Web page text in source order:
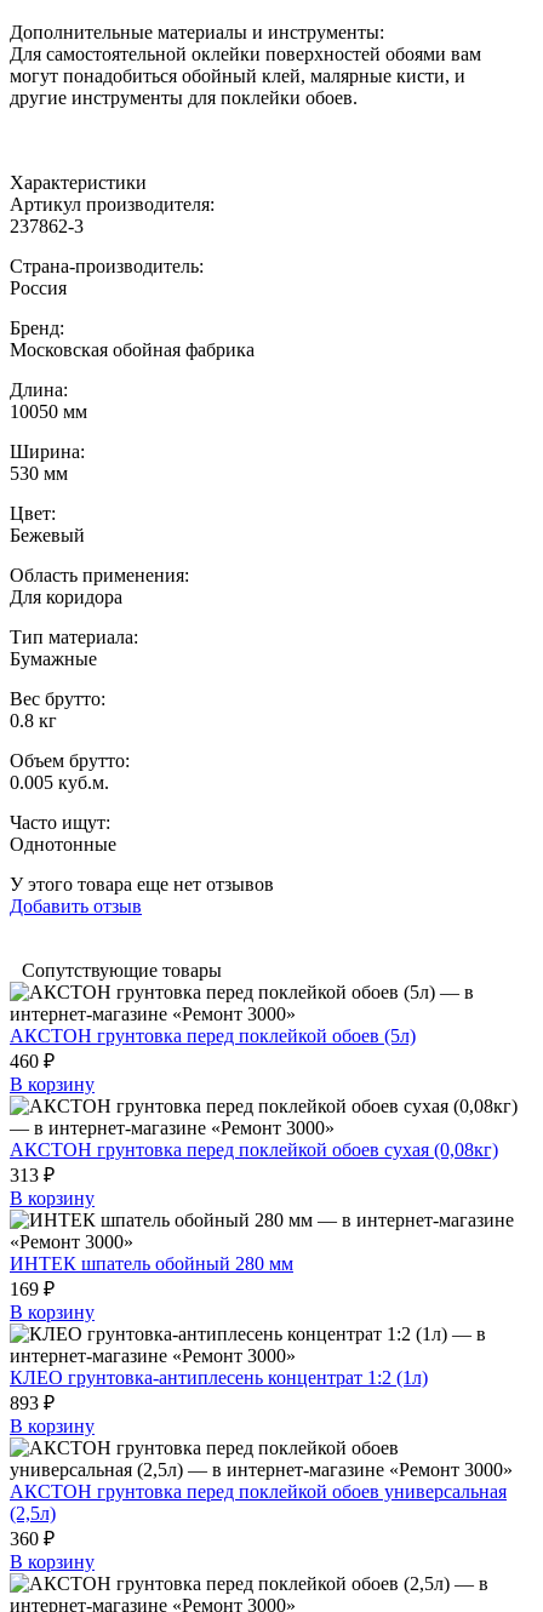
Дополнительные материалы и инструменты:
Для самостоятельной оклейки поверхностей обоями вам
могут понадобиться обойный клей, малярные кисти, и
другие инструменты для поклейки обоев.
Характеристики
Артикул производителя:
237862-3
Страна-производитель:
Россия
Бренд:
Московская обойная фабрика
Длина:
10050 мм
Ширина:
530 мм
Цвет:
Бежевый
Область применения:
Для коридора
Тип материала:
Бумажные
Вес брутто:
0.8 кг
Объем брутто:
0.005 куб.м.
Часто ищут:
Однотонные
У этого товара еще нет отзывов
Добавить отзыв
Сопутствующие товары
АКСТОН грунтовка перед поклейкой обоев (5л)
460 ₽
В корзину
АКСТОН грунтовка перед поклейкой обоев сухая (0,08кг)
313 ₽
В корзину
ИНТЕК шпатель обойный 280 мм
169 ₽
В корзину
КЛЕО грунтовка-антиплесень концентрат 1:2 (1л)
893 ₽
В корзину
АКСТОН грунтовка перед поклейкой обоев универсальная
(2,5л)
360 ₽
В корзину